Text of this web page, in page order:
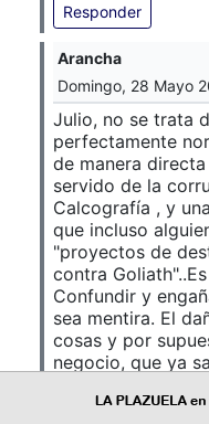
Responder
Arancha
Domingo, 28 Mayo
Julio, no se trata
perfectamente
de manera
servido de la
Calcografía , y
que incluso
"proyectos de
contra
Confundir y
sea mentira. El
cosas y por
negocio, que ya
vecinales son